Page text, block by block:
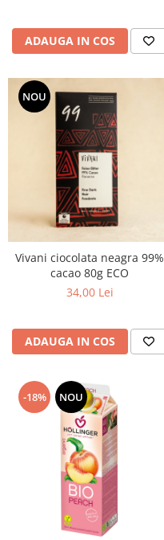
ADAUGA IN COS
NOU
Vivani ciocolata neagra 99%
cacao 80g ECO
34,00 Lei
ADAUGA IN COS
-18% NOU